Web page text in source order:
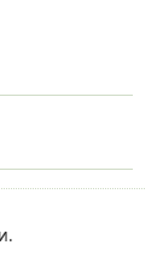
у вас
нами для